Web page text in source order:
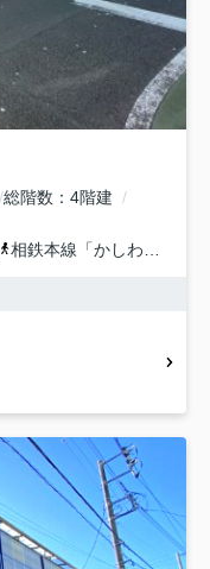
総階数
4階建
相鉄本線 「かしわ台